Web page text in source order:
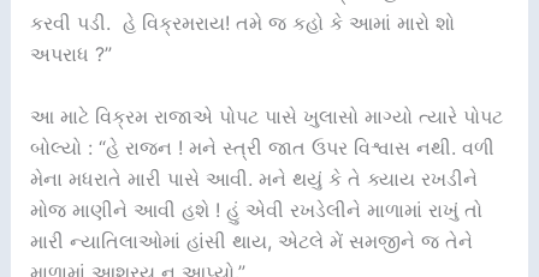
કરવી પડી. હે વિક્રમરાય! તમે જ કહો કે આમાં મારો શો
અપરાધ ?”
આ માટે વિક્રમ રાજાએ પોપટ પાસે ખુલાસો માગ્યો ત્યારે પોપટ
બોલ્યો : “હે રાજન ! મને સ્ત્રી જાત ઉપર વિશ્વાસ નથી. વળી
મેના મધરાતે મારી પાસે આવી. મને થયું કે તે ક્યાય રખડીને
મોજ માણીને આવી હશે ! હું એવી રખડેલીને માળામાં રાખું તો
મારી ન્યાતિલાઓમાં હાંસી થાય, એટલે મેં સમજીને જ તેને
માળામાં આશ્રય ન આપ્યો.”